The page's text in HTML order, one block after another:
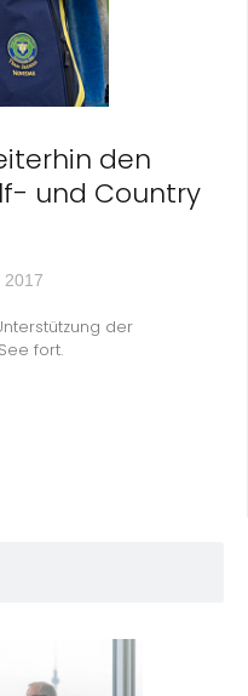
den
und Country
2017
der
fort.